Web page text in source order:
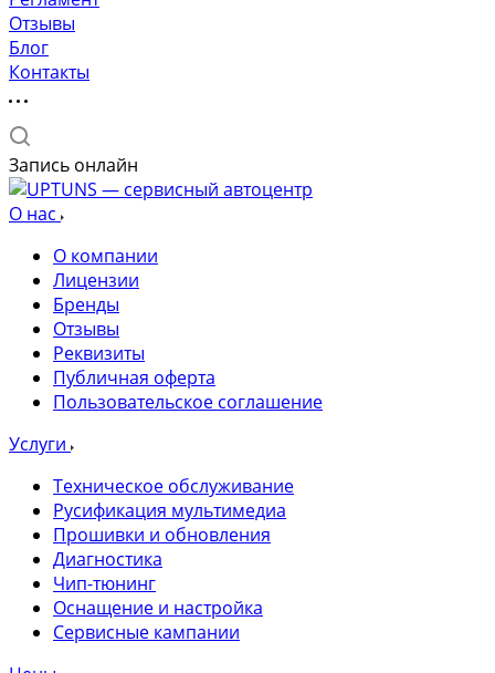
Отзывы
Блог
Контакты
Запись онлайн
О нас
О компании
Лицензии
Бренды
Отзывы
Реквизиты
Публичная оферта
Пользовательское соглашение
Услуги
Техническое обслуживание
Русификация мультимедиа
Прошивки и обновления
Диагностика
Чип-тюнинг
Оснащение и настройка
Сервисные кампании